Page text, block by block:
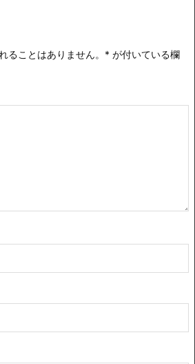
ることはありません。 * が付いている欄